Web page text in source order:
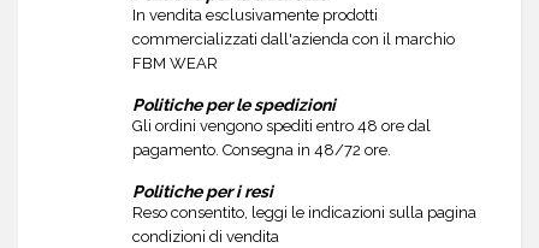
In vendita esclusivamente prodotti
commercializzati dall'azienda con il marchio
FBM WEAR
Politiche per le spedizioni
Gli ordini vengono spediti entro 48 ore dal
pagamento. Consegna in 48/72 ore.
Politiche per i resi
Reso consentito, leggi le indicazioni sulla pagina
condizioni di vendita